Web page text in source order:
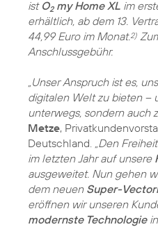
ist O2my Home XL im
erhältlich, ab dem 13.
44,99 Euro im Monat.2)
Anschlussgebühr.
„Unser Anspruch ist es,
digitalen Welt zu bieten –
unterwegs, sondern auch
Metze,
Deutschland.
„Den
im letzten Jahr auf unsere
ausgeweitet. Nun gehen
dem neuen Super-
eröffnen wir unseren
modernste Technologiein